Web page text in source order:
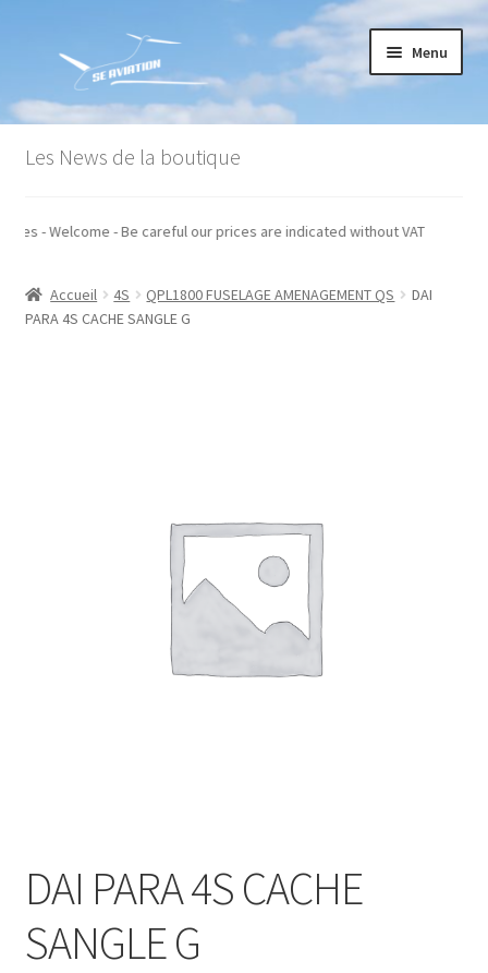
la
navigation
contenu
Menu
Accueil
Conditions générales de vente
Mon compte
Les News de la boutique
taxes - Welcome - Be careful our prices are indicated without VAT
Accueil 4S QPL1800 FUSELAGE AMENAGEMENT QS
DAI
PARA 4S CACHE SANGLE G
DAI PARA 4S CACHE
SANGLE G